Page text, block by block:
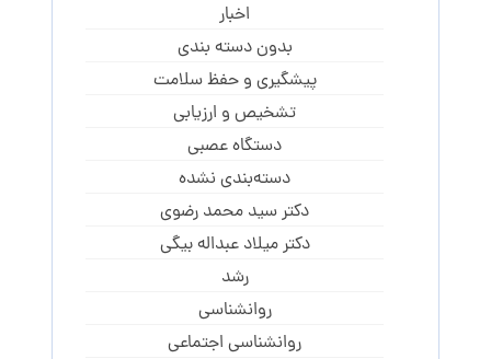
اخبار
بدون دسته بندی
پیشگیری و حفظ سلامت
تشخیص و ارزیابی
دستگاه عصبی
دسته‌بندی نشده
دکتر سید محمد رضوی
دکتر میلاد عبداله بیگی
رشد
روانشناسی
روانشناسی اجتماعی